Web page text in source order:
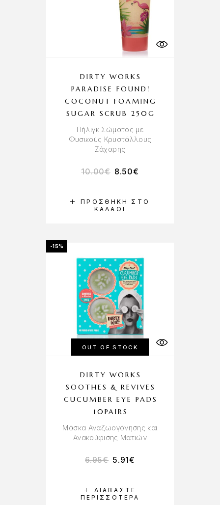
ΠΡΟΣΘΉΚΗ ΣΤΟ
ΚΑΛΆΘΙ
DIRTY WORKS
PARADISE FOUND!
COCONUT FOAMING
SUGAR SCRUB 250G
Πήλιγκ Σώματος με
Φυσικούς Κρυστάλλους
Ζάχαρης
10.00€ 8.50€
-15%
OUT OF STOCK
ΔΙΑΒΆΣΤΕ
ΠΕΡΙΣΣΌΤΕΡΑ
DIRTY WORKS
SOOTHES & REVIVES
CUCUMBER EYE PADS
10PAIRS
Μάσκα Αναζωογόνησης και
Ανακούφισης Ματιών
6.95€ 5.91€